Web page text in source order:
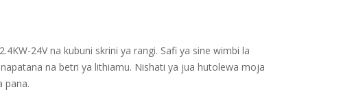
24V na kubuni skrini ya rangi. Safi ya sine wimbi la
na betri ya lithiamu. Nishati ya jua hutolewa moja
pana.